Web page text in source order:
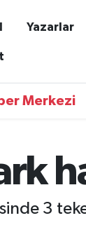
Yazarlar
Merkezi
3